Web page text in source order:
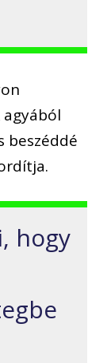
beszéddé
hogy